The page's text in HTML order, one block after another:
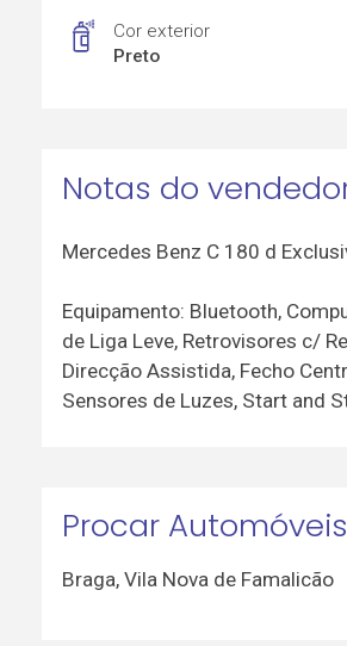
Cor exterior
Preto
Notas do
Mercedes Benz C 180 d
Equipamento: Bluetooth,
de Liga Leve, Retrovisores c/
Direcção Assistida, Fecho
Sensores de Luzes, Start and
Procar Automóveis
Braga, Vila Nova de Famalicão